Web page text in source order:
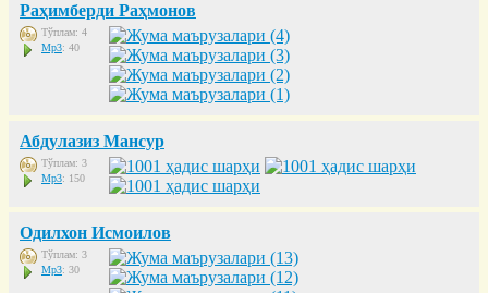
Раҳимберди Раҳмонов
Тўплам: 4
Mp3: 40
Абдулазиз Мансур
Тўплам: 3
Mp3: 150
Одилхон Исмоилов
Тўплам: 3
Mp3: 30